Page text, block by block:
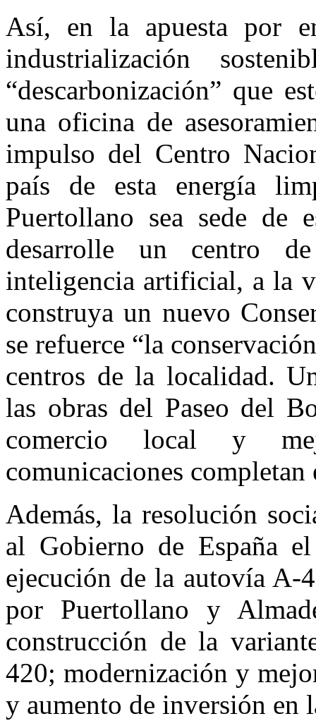
Así, en la apuesta por
industrialización
“descarbonización” que
una oficina de
impulso del Centro
país de esta energía
Puertollano sea sede
desarrolle un centro
inteligencia artificial, a la
construya un nuevo
se refuerce “la
centros de la localidad.
las obras del Paseo del
comercio local y
comunicaciones
Además, la resolución
al Gobierno de España
ejecución de la autovía A-
por Puertollano y
construcción de la
420; modernización y
y aumento de inversión en